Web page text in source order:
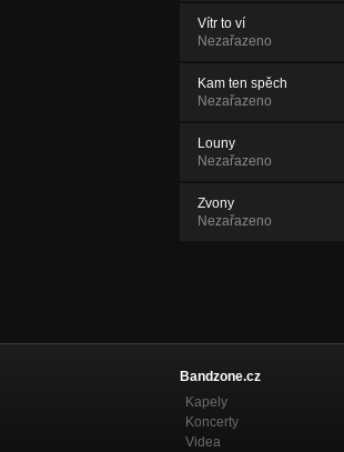
Vítr to ví
Nezařazeno
Kam ten spěch
Nezařazeno
Louny
Nezařazeno
Zvony
Nezařazeno
Bandzone.cz
Kapely
Koncerty
Videa